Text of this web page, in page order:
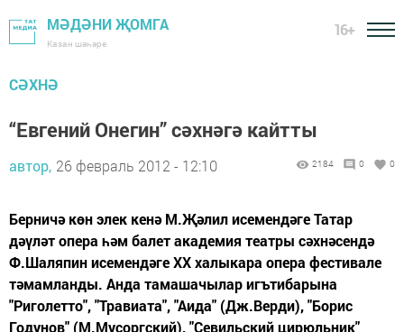
МӘДӘНИ ҖОМГА
Казан шәһәре
16+
СӘХНӘ
“Евгений Онегин” сәхнәгә кайтты
автор, 26 февраль 2012 - 12:10 2184 0 0
Берничә көн элек кенә М.Җәлил исемендәге Татар
дәүләт опера һәм балет академия театры сәхнәсендә
Ф.Шаляпин исемендәге ХХ халыкара опера фестивале
тәмамланды. Анда тамашачылар игътибарына
"Риголетто", "Травиата", "Аида" (Дж.Верди), "Борис
Годунов" (М.Мусоргский), "Севильский цирюльник"